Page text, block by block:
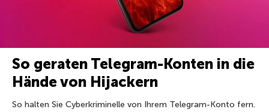
So geraten Telegram-Konten in die
Hände von Hijackern
So halten Sie Cyberkriminelle von Ihrem Telegram-Konto fern.